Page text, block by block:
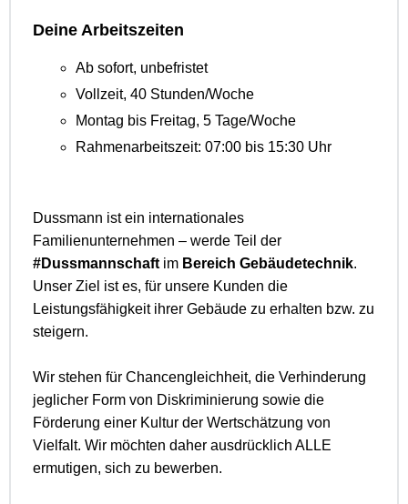
Deine Arbeitszeiten
Ab sofort, unbefristet
Vollzeit, 40 Stunden/Woche
Montag bis Freitag, 5 Tage/Woche
Rahmenarbeitszeit: 07:00 bis 15:30 Uhr
Dussmann ist ein internationales
Familienunternehmen – werde Teil der
#Dussmannschaft im Bereich Gebäudetechnik.
Unser Ziel ist es, für unsere Kunden die
Leistungsfähigkeit ihrer Gebäude zu erhalten bzw. zu
steigern.
Wir stehen für Chancengleichheit, die Verhinderung
jeglicher Form von Diskriminierung sowie die
Förderung einer Kultur der Wertschätzung von
Vielfalt. Wir möchten daher ausdrücklich ALLE
ermutigen, sich zu bewerben.